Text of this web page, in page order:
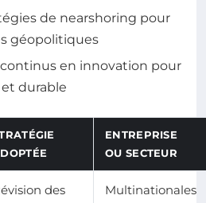
de nearshoring pour
géopolitiques
en innovation pour
durable
ENTREPRISE
OU SECTEUR
des
Multinationales